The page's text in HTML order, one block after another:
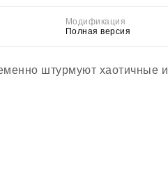
Модификация
Полная версия
штурмуют хаотичные и